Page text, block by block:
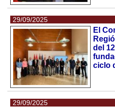
29/09/2025
El
del
ciclo
29/09/2025